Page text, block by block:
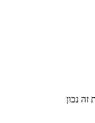
נכון